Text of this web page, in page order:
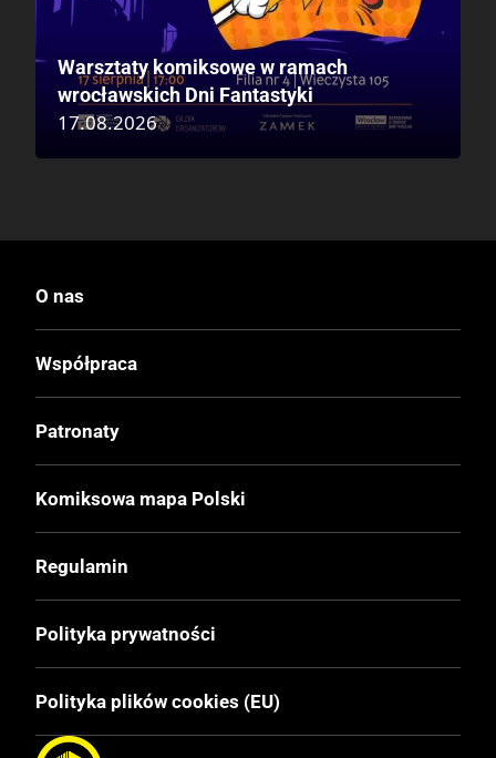
Warsztaty komiksowe w ramach
wrocławskich Dni Fantastyki
17.08.2026
O nas
Współpraca
Patronaty
Komiksowa mapa Polski
Regulamin
Polityka prywatności
Polityka plików cookies (EU)